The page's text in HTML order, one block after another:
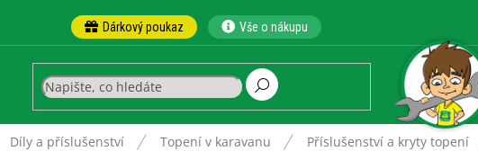
Dárkový poukaz Vše o nákupu
Díly a příslušenství Topení v karavanu Příslušenství a kryty topení